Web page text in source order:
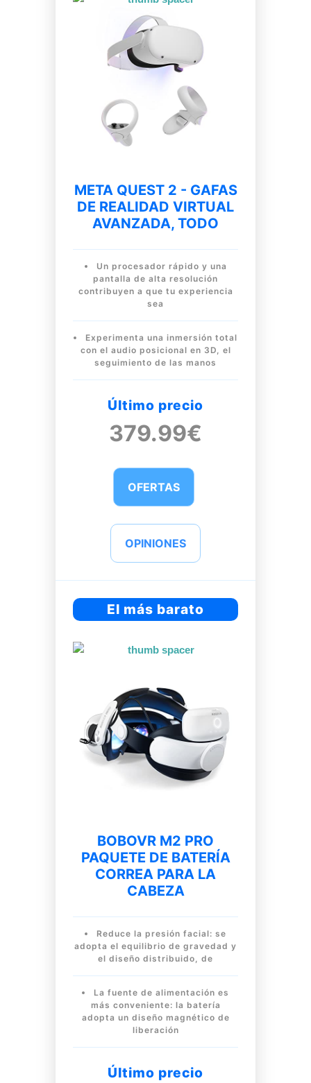
META QUEST 2 - GAFAS
DE REALIDAD VIRTUAL
AVANZADA, TODO
Un procesador rápido y una
pantalla de alta resolución
contribuyen a que tu experiencia
sea
Experimenta una inmersión total
con el audio posicional en 3D, el
seguimiento de las manos
Último precio
379.99€
OFERTAS
OPINIONES
El más barato
BOBOVR M2 PRO
PAQUETE DE BATERÍA
CORREA PARA LA
CABEZA
Reduce la presión facial: se
adopta el equilibrio de gravedad y
el diseño distribuido, de
La fuente de alimentación es
más conveniente: la batería
adopta un diseño magnético de
liberación
Último precio